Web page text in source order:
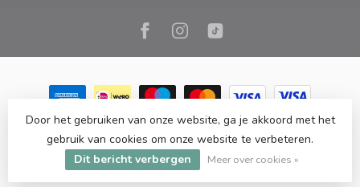
© Copyright 2026 Marc Cook & Home | Webshop | Fysieke
kookwinkel in Elst |- Powered byLightspeed-Lightspeed design
byDyvelopment
Door het gebruiken van onze website, ga je akkoord met het
gebruik van cookies om onze website te verbeteren.
Dit bericht verbergen
Meer over cookies »